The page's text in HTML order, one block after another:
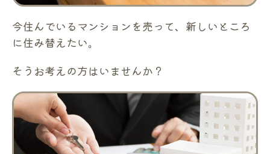
今住んでいるマンションを売って、新しいところ
に住み替えたい。
そうお考えの方はいませんか？